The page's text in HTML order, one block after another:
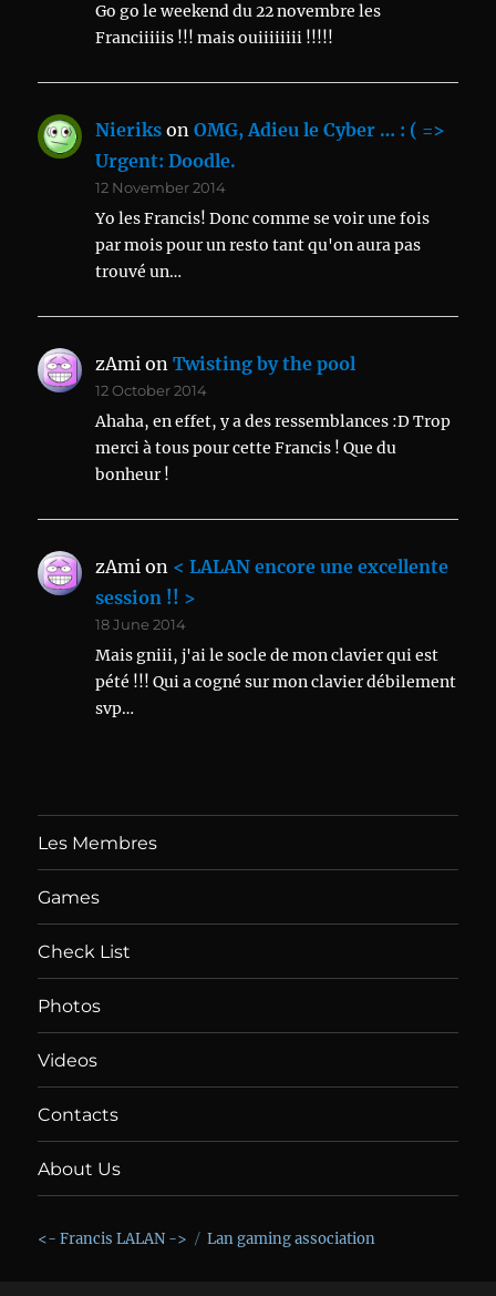
Go go le weekend du 22 novembre les
Franciiiiis !!! mais ouiiiiiiii !!!!!
Nieriks onOMG, Adieu le Cyber … : ( =>
Urgent: Doodle.
12 November 2014
Yo les Francis! Donc comme se voir une fois
par mois pour un resto tant qu'on aura pas
trouvé un…
zAmi onTwisting by the pool
12 October 2014
Ahaha, en effet, y a des ressemblances :D Trop
merci à tous pour cette Francis ! Que du
bonheur !
zAmi on < LALAN encore une excellente
session !! >
18 June 2014
Mais gniii, j'ai le socle de mon clavier qui est
pété !!! Qui a cogné sur mon clavier débilement
svp…
Les Membres
Games
Check List
Photos
Videos
Contacts
About Us
<- Francis LALAN -> Lan gaming association